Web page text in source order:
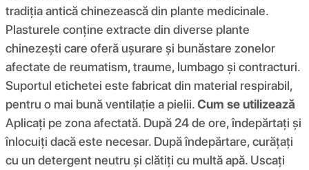
tradiția antică chinezească din plante medicinale.
Plasturele conține extracte din diverse plante
chinezești care oferă ușurare și bunăstare zonelor
afectate de reumatism, traume, lumbago și contracturi.
Suportul etichetei este fabricat din material respirabil,
pentru o mai bună ventilație a pielii.Cum se utilizează
Aplicați pe zona afectată. După 24 de ore, îndepărtați și
înlocuiți dacă este necesar. După îndepărtare, curățați
cu un detergent neutru și clătiți cu multă apă. Uscați